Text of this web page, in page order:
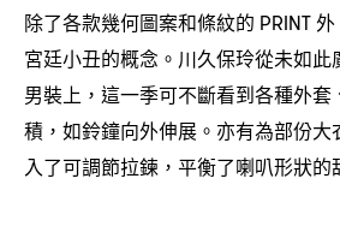
除了各款幾何圖案和條紋的 PRINT外
宮廷小丑的概念。川久保玲從未如
男裝上 ， 這一季可不斷看到各種外套
積 ， 如鈴鐘向外伸展。亦有為部份大
入了可調節拉鍊 ， 平衡了喇叭形狀的